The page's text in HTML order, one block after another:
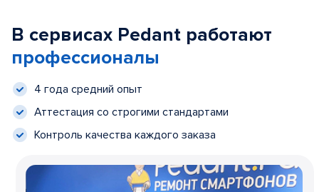
В сервисах Pedant работают
профессионалы
4 года средний опыт
Аттестация со строгими стандартами
Контроль качества каждого заказа